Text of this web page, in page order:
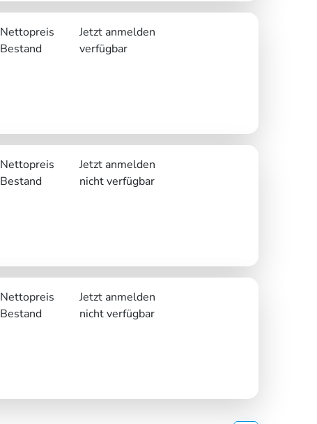
Nettopreis
Jetzt anmelden
Bestand
verfügbar
Nettopreis
Jetzt anmelden
Bestand
nicht verfügbar
Nettopreis
Jetzt anmelden
Bestand
nicht verfügbar